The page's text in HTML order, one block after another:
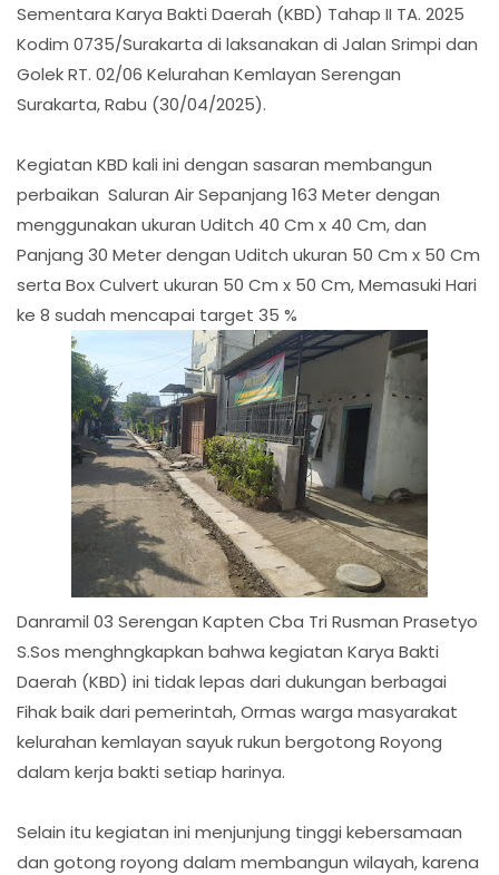
Sementara Karya Bakti Daerah (KBD) Tahap II TA. 2025
Kodim 0735/Surakarta di laksanakan di Jalan Srimpi dan
Golek RT. 02/06 Kelurahan Kemlayan Serengan
Surakarta, Rabu (30/04/2025).
Kegiatan KBD kali ini dengan sasaran membangun
perbaikan Saluran Air Sepanjang 163 Meter dengan
menggunakan ukuran Uditch 40 Cm x 40 Cm, dan
Panjang 30 Meter dengan Uditch ukuran 50 Cm x 50 Cm
serta Box Culvert ukuran 50 Cm x 50 Cm, Memasuki Hari
ke 8 sudah mencapai target 35 %
Danramil 03 Serengan Kapten Cba Tri Rusman Prasetyo
S.Sos menghngkapkan bahwa kegiatan Karya Bakti
Daerah (KBD) ini tidak lepas dari dukungan berbagai
Fihak baik dari pemerintah, Ormas warga masyarakat
kelurahan kemlayan sayuk rukun bergotong Royong
dalam kerja bakti setiap harinya.
Selain itu kegiatan ini menjunjung tinggi kebersamaan
dan gotong royong dalam membangun wilayah, karena